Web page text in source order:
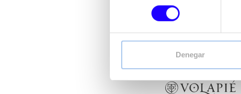
consentimiento
Denegar